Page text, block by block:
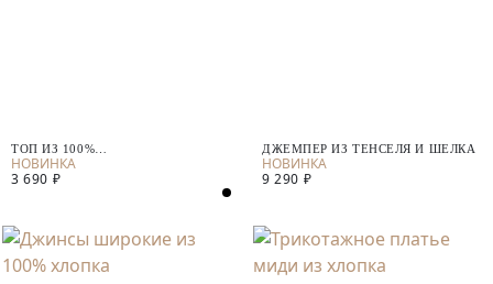
ТОП ИЗ 100%
МЕРСЕРИЗИРОВАННОГО ХЛОПКА
3 690 ₽
ДЖЕМПЕР ИЗ ТЕНСЕЛЯ И ШЕЛКА
9 290 ₽